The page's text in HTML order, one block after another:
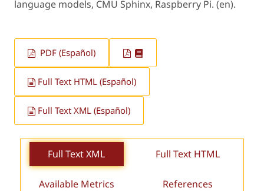
language models, CMU Sphinx, Raspberry Pi. (en).
PDF (Español)
Full Text HTML (Español)
Full Text XML (Español)
Full Text XML Full Text HTML
Available Metrics References